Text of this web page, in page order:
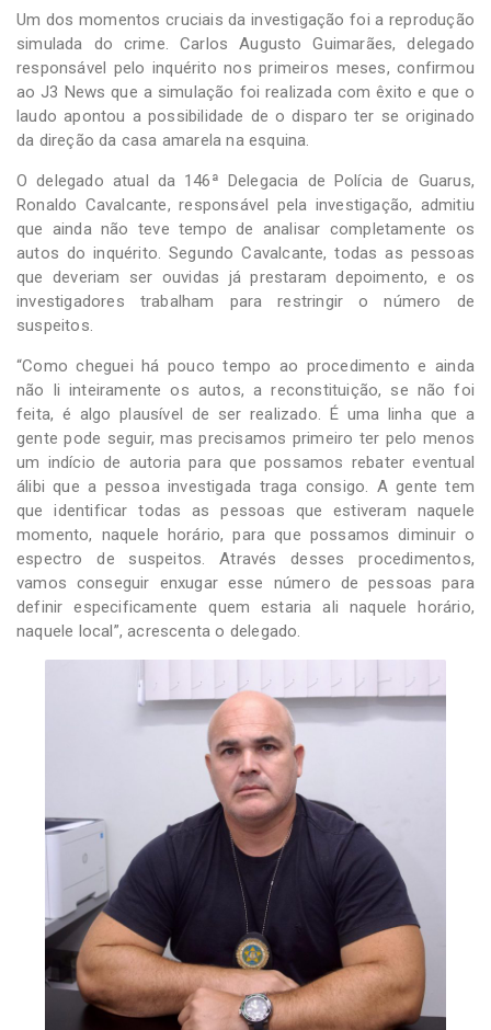
Um dos momentos cruciais da investigação foi a reprodução
simulada do crime. Carlos Augusto Guimarães, delegado
responsável pelo inquérito nos primeiros meses, confirmou
ao J3 News que a simulação foi realizada com êxito e que o
laudo apontou a possibilidade de o disparo ter se originado
da direção da casa amarela na esquina.
O delegado atual da 146ª Delegacia de Polícia de Guarus,
Ronaldo Cavalcante, responsável pela investigação, admitiu
que ainda não teve tempo de analisar completamente os
autos do inquérito. Segundo Cavalcante, todas as pessoas
que deveriam ser ouvidas já prestaram depoimento, e os
investigadores trabalham para restringir o número de
suspeitos.
“Como cheguei há pouco tempo ao procedimento e ainda
não li inteiramente os autos, a reconstituição, se não foi
feita, é algo plausível de ser realizado. É uma linha que a
gente pode seguir, mas precisamos primeiro ter pelo menos
um indício de autoria para que possamos rebater eventual
álibi que a pessoa investigada traga consigo. A gente tem
que identificar todas as pessoas que estiveram naquele
momento, naquele horário, para que possamos diminuir o
espectro de suspeitos. Através desses procedimentos,
vamos conseguir enxugar esse número de pessoas para
definir especificamente quem estaria ali naquele horário,
naquele local”, acrescenta o delegado.